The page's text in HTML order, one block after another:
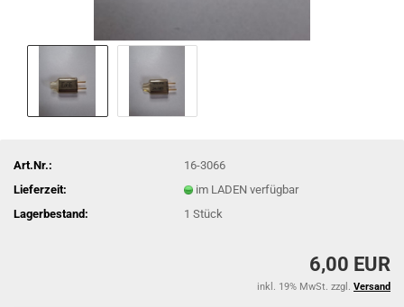
Art.Nr.:
16-3066
Lieferzeit:
im LADEN verfügbar
Lagerbestand:
1Stück
6,00 EUR
inkl. 19% MwSt. zzgl. Versand